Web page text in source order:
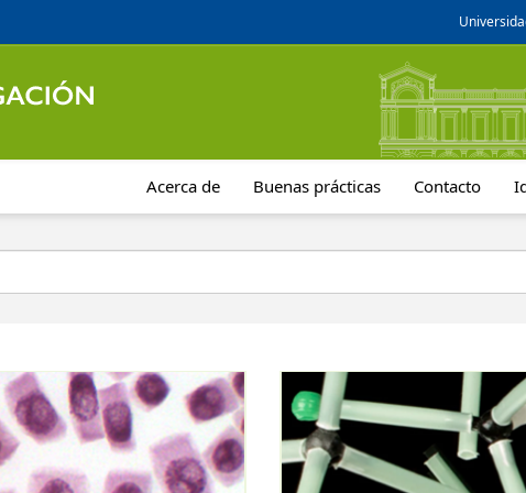
Acerca de Buenas prácticas Contacto